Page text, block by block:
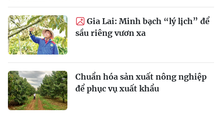
Gia Lai: Minh bạch “lý lịch” để
sầu riêng vươn xa
Chuẩn hóa sản xuất nông nghiệp
để phục vụ xuất khẩu